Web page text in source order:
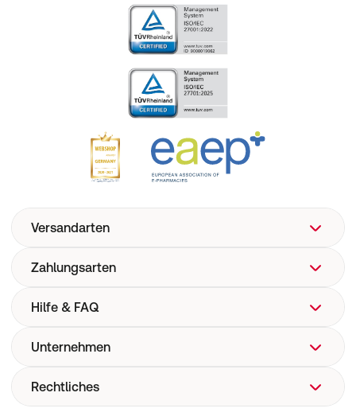
Versandarten
Zahlungsarten
Hilfe & FAQ
FAQ
Versand
Unternehmen
Über uns
Corporate Website
Rechtliches